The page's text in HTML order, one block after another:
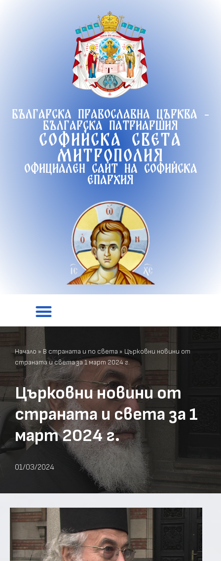
Българска православна църква -
Българска патриаршия
Софийска света
митрополия
Официален сайт на софийска
епархия
Начало »В страната и по света » Църковни новини от
страната и света за 1 март 2024 г.
Църковни новини от
страната и света за 1
март 2024 г.
01/03/2024